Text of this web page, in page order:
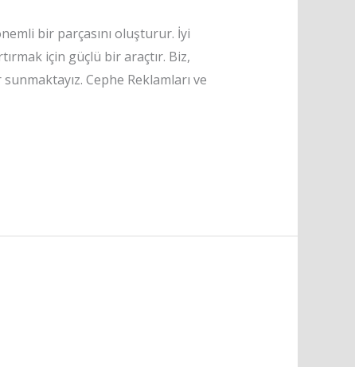
bir parçasını oluşturur. İyi
için güçlü bir araçtır. Biz,
Cephe Reklamları ve